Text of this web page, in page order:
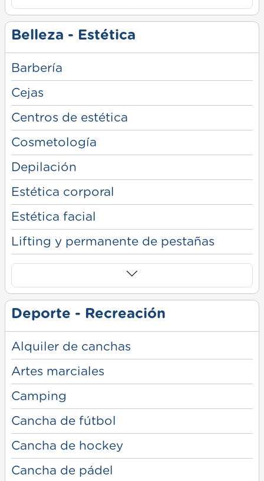
Belleza - Estética
Barbería
Cejas
Centros de estética
Cosmetología
Depilación
Estética corporal
Estética facial
Lifting y permanente de pestañas
Deporte - Recreación
Alquiler de canchas
Artes marciales
Camping
Cancha de fútbol
Cancha de hockey
Cancha de pádel